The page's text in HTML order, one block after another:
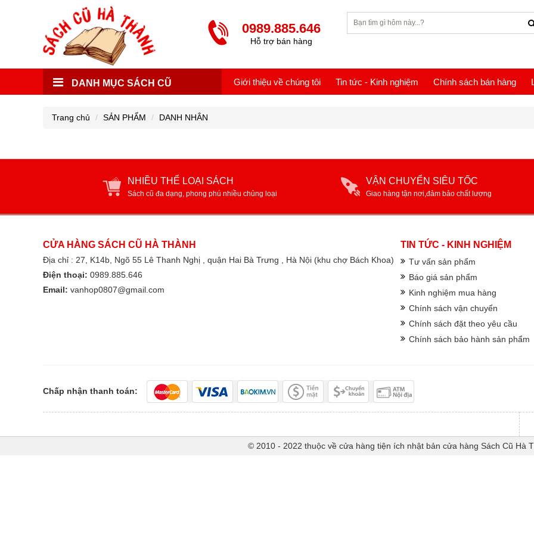
0989.885.646
Hỗ trợ bán hàng
DANH MỤC SÁCH CŨ Giới thiệu về chúng tôi Tin tức - Kinh nghiệm Chính sách bán hàng
Trang chủ SẢN PHẨM DANH NHÂN
NHIỀU THỂ LOẠI SÁCH
Sách cũ đa dạng, phong phú nhiều chủng loại
VẬN CHUYỂN SIÊU TỐC
Giao hàng tận nơi,đảm bảo chất lượng
CỬA HÀNG SÁCH CŨ HÀ THÀNH
Địa chỉ : 27, K14b, Ngõ 55 Lê Thanh Nghị , quận Hai Bà Trưng , Hà Nội (khu chợ Bách Khoa)
Điện thoại: 0989.885.646
Email: vanhop0807@gmail.com
TIN TỨC - KINH NGHIỆM
Tư vấn sản phẩm
Báo giá sản phẩm
Kinh nghiệm mua hàng
Chính sách vận chuyển
Chính sách đặt theo yêu cầu
Chính sách bảo hành sản phẩm
Chấp nhận thanh toán:
© 2010 - 2022 thuộc về cửa hàng tiện ích nhật bản cửa hàng Sách Cũ Hà